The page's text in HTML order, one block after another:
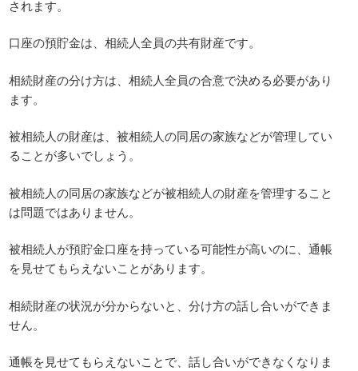
されます。
口座の預貯金は、相続人全員の共有財産です。
相続財産の分け方は、相続人全員の合意で決める必要があり
ます。
被相続人の財産は、被相続人の同居の家族などが管理してい
ることが多いでしょう。
被相続人の同居の家族などが被相続人の財産を管理すること
は問題ではありません。
被相続人が預貯金口座を持っている可能性が高いのに、通帳
を見せてもらえないことがあります。
相続財産の状況が分からないと、分け方の話し合いができま
せん。
通帳を見せてもらえないことで、話し合いができなくなりま